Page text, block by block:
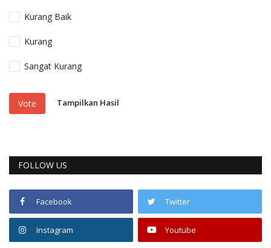
Kurang Baik
Kurang
Sangat Kurang
Vote Tampilkan Hasil
FOLLOW US
Facebook Twitter
Instagram Youtube